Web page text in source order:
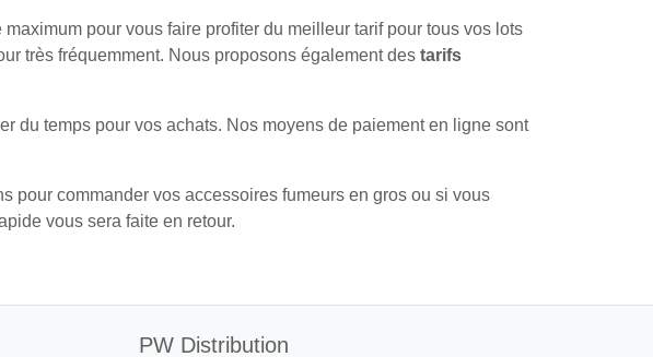
pour vous faire profiter du meilleur tarif pour tous vos lots
très fréquemment. Nous proposons également des tarifs
du temps pour vos achats. Nos moyens de paiement en ligne sont
pour commander vos accessoires fumeurs en gros ou si vous
vous sera faite en retour.
PW Distribution